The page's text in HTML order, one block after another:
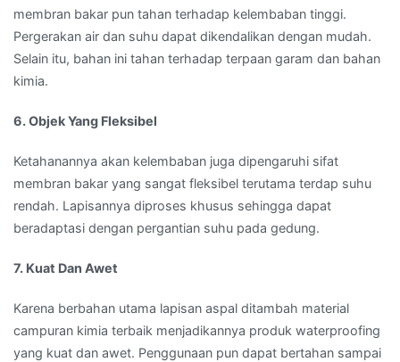
membran bakar pun tahan terhadap kelembaban tinggi.
Pergerakan air dan suhu dapat dikendalikan dengan mudah.
Selain itu, bahan ini tahan terhadap terpaan garam dan bahan
kimia.
6. Objek Yang Fleksibel
Ketahanannya akan kelembaban juga dipengaruhi sifat
membran bakar yang sangat fleksibel terutama terdap suhu
rendah. Lapisannya diproses khusus sehingga dapat
beradaptasi dengan pergantian suhu pada gedung.
7. Kuat Dan Awet
Karena berbahan utama lapisan aspal ditambah material
campuran kimia terbaik menjadikannya produk waterproofing
yang kuat dan awet. Penggunaan pun dapat bertahan sampai